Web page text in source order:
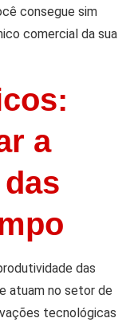
consegue sim
comercial da sua
a
das
atuam no setor de
tecnológicas